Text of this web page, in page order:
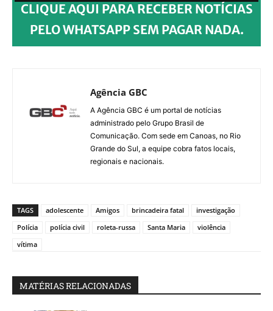
CLIQUE AQUI PARA RECEBER NOTÍCIAS
PELO WHATSAPP SEM PAGAR NADA.
Agência GBC
A Agência GBC é um portal de notícias
administrado pelo Grupo Brasil de
Comunicação. Com sede em Canoas, no Rio
Grande do Sul, a equipe cobra fatos locais,
regionais e nacionais.
TAGS adolescente Amigos brincadeira fatal
investigação
Polícia
polícia civil roleta-russa Santa Maria
violência
vítima
MATÉRIAS RELACIONADAS